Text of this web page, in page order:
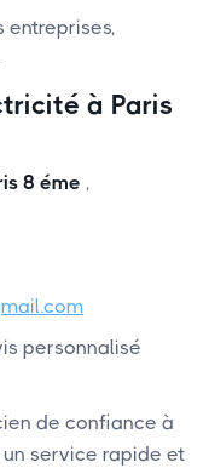
entreprises,
à Paris
8 éme ,
personnalisé
de confiance à
un service rapide et